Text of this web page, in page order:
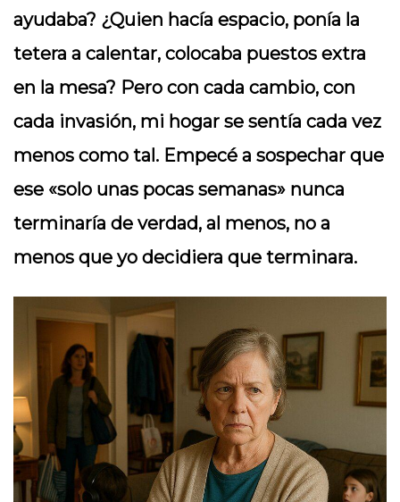
ayudaba? ¿Quien hacía espacio, ponía la
tetera a calentar, colocaba puestos extra
en la mesa? Pero con cada cambio, con
cada invasión, mi hogar se sentía cada vez
menos como tal. Empecé a sospechar que
ese «solo unas pocas semanas» nunca
terminaría de verdad, al menos, no a
menos que yo decidiera que terminara.